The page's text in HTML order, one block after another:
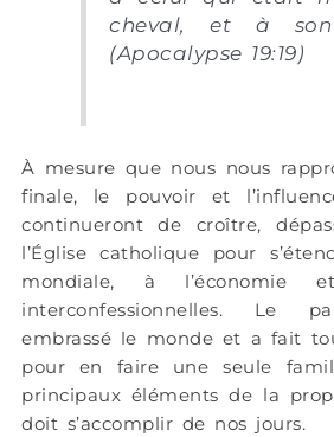
cheval, et à
(Apocalypse 19:19)
À mesure que nous nous
finale, le pouvoir et
continueront de croître,
l’Église catholique pour
mondiale, à l’économie
interconfessionnelles. Le
embrassé le monde et a fait
pour en faire une seule
principaux éléments de la
doit s’accomplir de nos jours.